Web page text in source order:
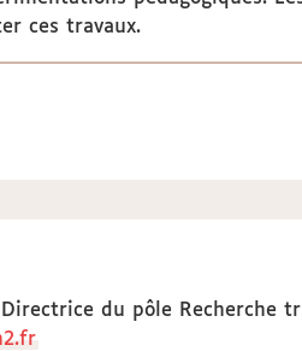
ces travaux.
du pôle Recherche